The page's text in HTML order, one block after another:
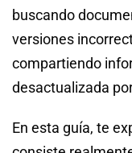
buscando
versiones
compartiendo
desactualizada
En esta guía, te